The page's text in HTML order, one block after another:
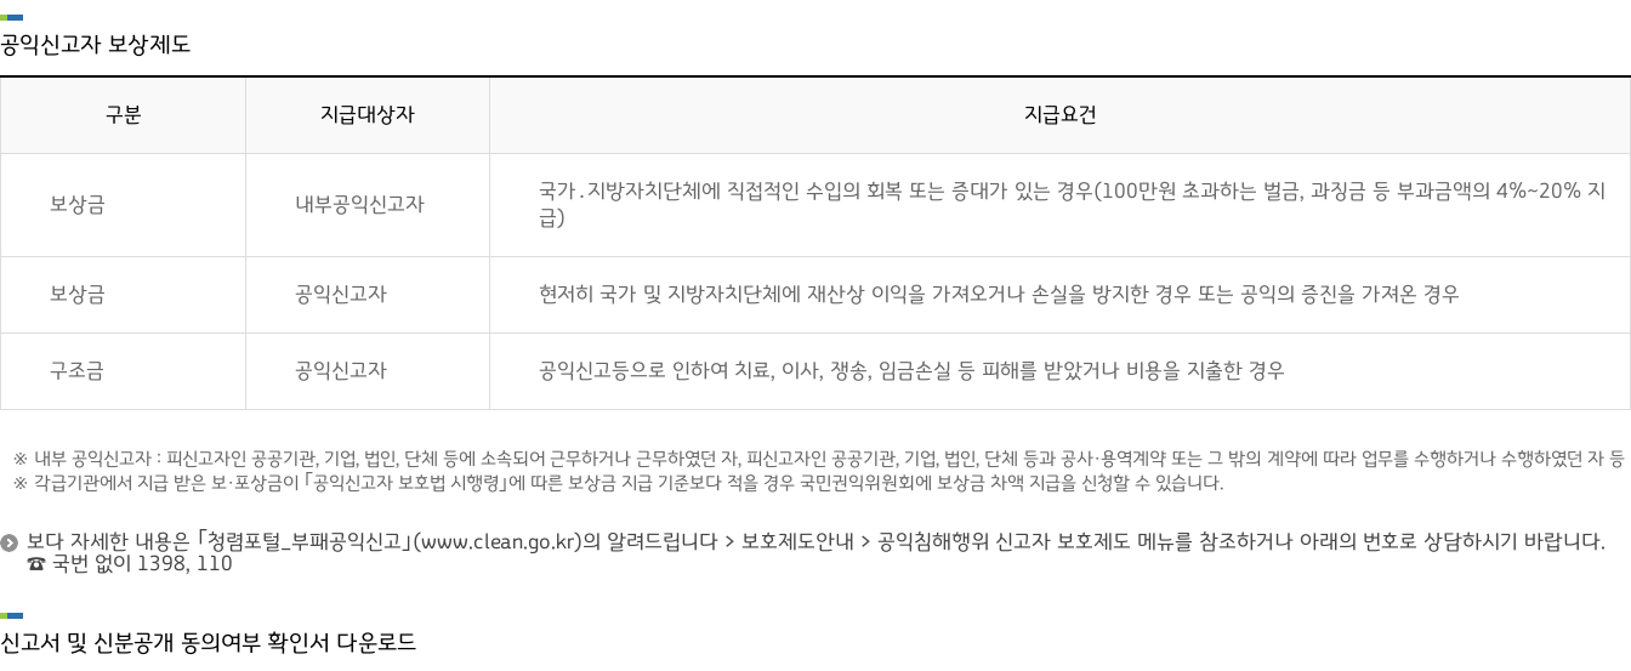
공익신고자 보상제도
구분 지급대상자 지급요건
보상금 내부공익신고자
국가․지방자치단체에 직접적인 수입의 회복 또는 증대가 있는 경우(100만원 초과하는 벌금, 과징금 등 부과금액의 4%~20% 지
급)
보상금 공익신고자 현저히 국가 및 지방자치단체에 재산상 이익을 가져오거나 손실을 방지한 경우 또는 공익의 증진을 가져온 경우
구조금 공익신고자 공익신고등으로 인하여 치료, 이사, 쟁송, 임금손실 등 피해를 받았거나 비용을 지출한 경우
※ 내부 공익신고자 : 피신고자인 공공기관, 기업, 법인, 단체 등에 소속되어 근무하거나 근무하였던 자, 피신고자인 공공기관, 기업, 법인, 단체 등과 공사·용역계약 또는 그 밖의 계약에 따라 업무를 수행하거나 수행하였던 자 등
※ 각급기관에서 지급 받은 보·포상금이 ｢공익신고자 보호법 시행령｣에 따른 보상금 지급 기준보다 적을 경우 국민권익위원회에 보상금 차액 지급을 신청할 수 있습니다.
보다 자세한 내용은 ｢청렴포털_부패공익신고｣(www.clean.go.kr)의 알려드립니다 > 보호제도안내 > 공익침해행위 신고자 보호제도 메뉴를 참조하거나 아래의 번호로 상담하시기 바랍니다.
☎ 국번 없이 1398, 110
신고서 및 신분공개 동의여부 확인서 다운로드